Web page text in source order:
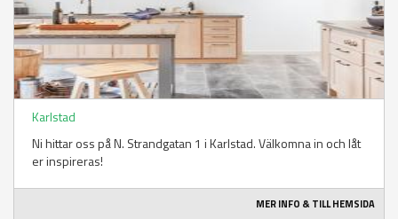
Karlstad
Ni hittar oss på N. Strandgatan 1 i Karlstad. Välkomna in och låt
er inspireras!
MER INFO & TILL HEMSIDA